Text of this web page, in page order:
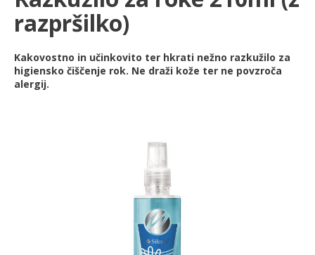
razpršilko)
Kakovostno in učinkovito ter hkrati nežno razkužilo za
higiensko čiščenje rok. Ne draži kože ter ne povzroča
alergij.